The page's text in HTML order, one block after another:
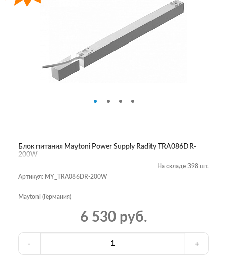
Блок питания Maytoni Power Supply Radity TRA086DR-
200W
На складе 398 шт.
Артикул: MY_TRA086DR-200W
Maytoni (Германия)
6 530 руб.
- +